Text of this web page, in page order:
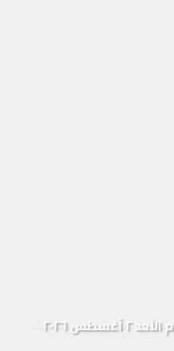
خدمة الكنيسة المباشر يوم الأحد ٢ أغسطس ٢٠٢٦